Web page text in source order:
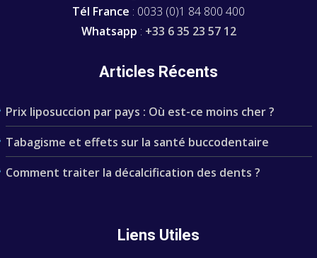
Tél France : 0033 (0)1 84 800 400
Whatsapp : +33 6 35 23 57 12
Articles Récents
Prix liposuccion par pays : Où est-ce moins cher ?
Tabagisme et effets sur la santé buccodentaire
Comment traiter la décalcification des dents ?
Liens Utiles